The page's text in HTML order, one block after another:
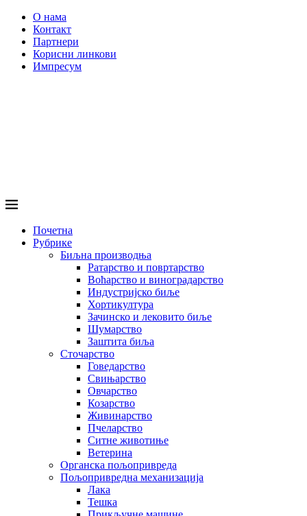
О нама
Контакт
Партнери
Корисни линкови
Импресум
Почетна
Рубрике
Биљна производња
Ратарство и повртарство
Воћарство и виноградарство
Индустријско биље
Хортикултура
Зачинско и лековито биље
Шумарство
Заштита биља
Сточарство
Говедарство
Свињарство
Овчарство
Козарство
Живинарство
Пчеларство
Ситне животиње
Ветерина
Органска пољопривреда
Пољопривредна механизација
Лака
Тешка